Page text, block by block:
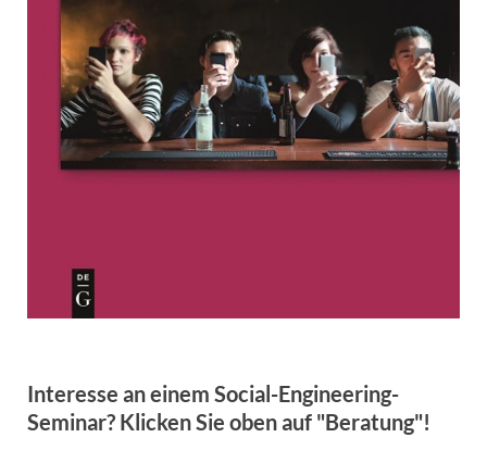
Interesse an einem Social-Engineering-
Seminar? Klicken Sie oben auf "Beratung"!